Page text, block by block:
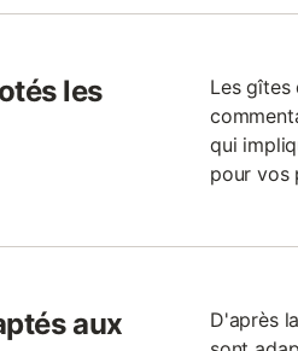
les
Les
qui
pour vos
aux
D'après